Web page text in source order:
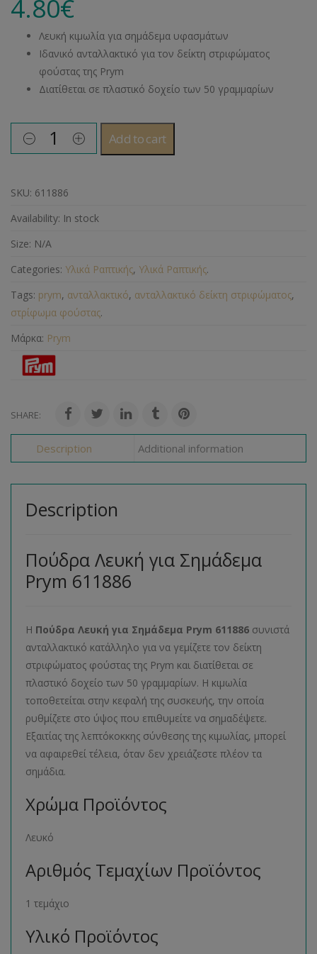
4.80€
Λευκή κιμωλία για σημάδεμα υφασμάτων
Ιδανικό ανταλλακτικό για τον δείκτη στριφώματος
φούστας της Prym
Διατίθεται σε πλαστικό δοχείο των 50 γραμμαρίων
Add to cart
SKU: 611886
Availability: In stock
Size: N/A
Categories: Υλικά Ραπτικής, Υλικά Ραπτικής.
Tags: prym, ανταλλακτικό, ανταλλακτικό δείκτη στριφώματος,
στρίφωμα φούστας.
Μάρκα: Prym
SHARE:
Description Additional information
Description
Πούδρα Λευκή για Σημάδεμα
Prym 611886
Η Πούδρα Λευκή για Σημάδεμα Prym 611886 συνιστά
ανταλλακτικό κατάλληλο για να γεμίζετε τον δείκτη
στριφώματος φούστας της Prym και διατίθεται σε
πλαστικό δοχείο των 50 γραμμαρίων. Η κιμωλία
τοποθετείται στην κεφαλή της συσκευής, την οποία
ρυθμίζετε στο ύψος που επιθυμείτε να σημαδέψετε.
Εξαιτίας της λεπτόκοκκης σύνθεσης της κιμωλίας, μπορεί
να αφαιρεθεί τέλεια, όταν δεν χρειάζεστε πλέον τα
σημάδια.
Χρώμα Προϊόντος
Λευκό
Αριθμός Τεμαχίων Προϊόντος
1 τεμάχιο
Υλικό Προϊόντος